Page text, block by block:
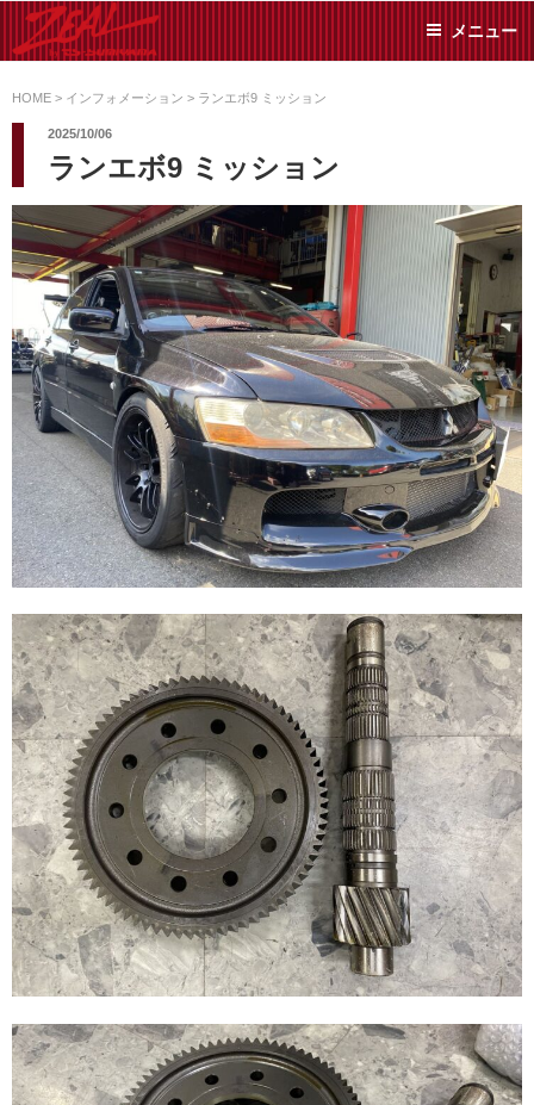
ン
ツ
ス
ッ
プ
SUMIYAMA
た日常メンテから各種チ
ューニングまで、車に関
リーでお任せください!
メニュー
HOME > インフォメーション > ランエボ9 ミッション
2025/10/06
ランエボ9 ミッション